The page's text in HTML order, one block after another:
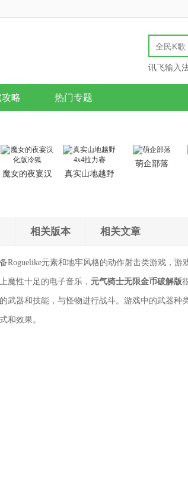
讯飞输入
略 热门专题
魔女的夜宴汉
真实山地越野
萌企部落
相关版本 相关文章
Roguelike元素和地牢风格的动作射击类游戏，游
魔性十足的电子音乐， 元气骑士无限金币破解版
武器和技能，与怪物进行战斗。游戏中的武器种
和效果。